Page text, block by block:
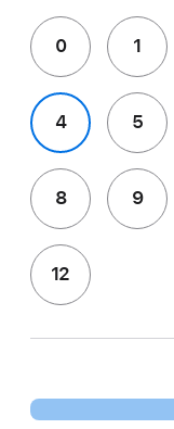
0 1
4 5
8 9
12